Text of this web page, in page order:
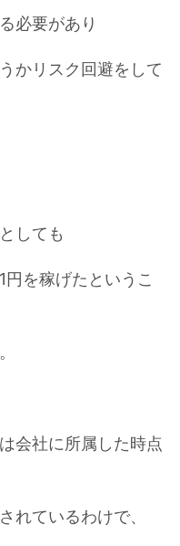
必要があり
かリスク回避をして
しても
を稼げたというこ
会社に所属した時点
れているわけで、